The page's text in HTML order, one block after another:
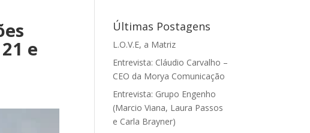
e
Últimas Postagens
L.O.V.E, a Matriz
Entrevista: Cláudio Carvalho –
CEO da Morya Comunicação
Entrevista: Grupo Engenho
(Marcio Viana, Laura Passos
e Carla Brayner)